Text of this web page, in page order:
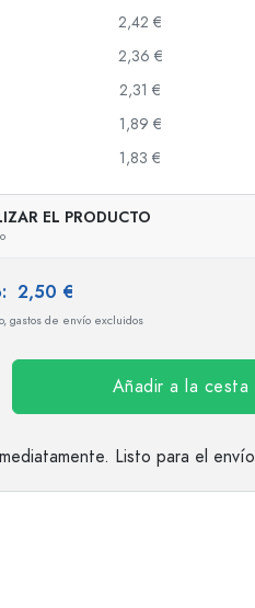
2,42 €
2,36 €
2,31 €
1,89 €
1,83 €
EL PRODUCTO
2,50 €
gastos de envío excluidos
Añadir a la cesta
Listo para el envío